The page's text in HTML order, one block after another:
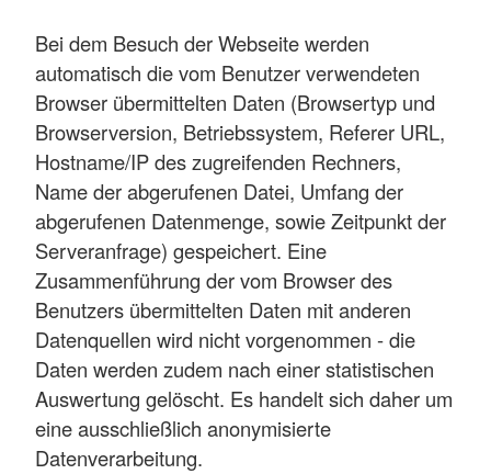
Bei dem Besuch der Webseite werden
automatisch die vom Benutzer verwendeten
Browser übermittelten Daten (Browsertyp und
Browserversion, Betriebssystem, Referer URL,
Hostname/IP des zugreifenden Rechners,
Name der abgerufenen Datei, Umfang der
abgerufenen Datenmenge, sowie Zeitpunkt der
Serveranfrage) gespeichert. Eine
Zusammenführung der vom Browser des
Benutzers übermittelten Daten mit anderen
Datenquellen wird nicht vorgenommen - die
Daten werden zudem nach einer statistischen
Auswertung gelöscht. Es handelt sich daher um
eine ausschließlich anonymisierte
Datenverarbeitung.